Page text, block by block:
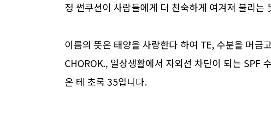
정 썬쿠션이 사람들에게 더 친숙하게 여겨져 불리는
이름의 뜻은 태양을 사랑한다 하여 TE, 수분을 머금
CHOROK., 일상생활에서 자외선 차단이 되는 SPF
온 테 초록 35입니다.